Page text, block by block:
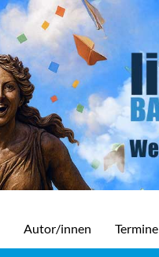
Autor/innen Termine